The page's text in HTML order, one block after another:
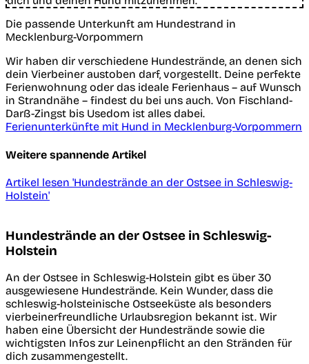
Die passende Unterkunft am Hundestrand in
Mecklenburg-Vorpommern
Wir haben dir verschiedene Hundestrände, an denen sich
dein Vierbeiner austoben darf, vorgestellt. Deine perfekte
Ferienwohnung oder das ideale Ferienhaus – auf Wunsch
in Strandnähe – findest du bei uns auch. Von Fischland-
Darß-Zingst bis Usedom ist alles dabei.
Ferienunterkünfte mit Hund in Mecklenburg-Vorpommern
Weitere spannende Artikel
Artikel lesen 'Hundestrände an der Ostsee in Schleswig-
Holstein'
Hundestrände an der Ostsee in Schleswig-
Holstein
An der Ostsee in Schleswig-Holstein gibt es über 30
ausgewiesene Hundestrände. Kein Wunder, dass die
schleswig-holsteinische Ostseeküste als besonders
vierbeinerfreundliche Urlaubsregion bekannt ist. Wir
haben eine Übersicht der Hundestrände sowie die
wichtigsten Infos zur Leinenpflicht an den Stränden für
dich zusammengestellt.